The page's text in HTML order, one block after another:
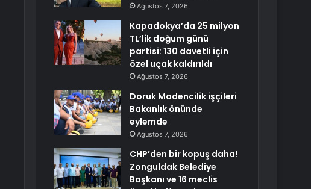
Ağustos 7, 2026
Kapadokya’da 25 milyon
TL’lik doğum günü
partisi: 130 davetli için
özel uçak kaldırıldı
Ağustos 7, 2026
Doruk Madencilik işçileri
Bakanlık önünde
eylemde
Ağustos 7, 2026
CHP’den bir kopuş daha!
Zonguldak Belediye
Başkanı ve 16 meclis